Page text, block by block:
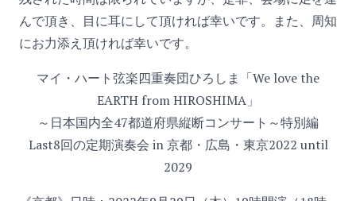
んで頂き、目に耳にして頂ければ幸いです。また、周知
にお力添え頂ければ幸いです。
マイ・ハート弦楽四重奏団ひろしま「We love the
EARTH from HIROSHIMA」
～日本国内全47都道府県縦断コンサート～特別編
Last8回の定期演奏会 in 京都・広島・東京2022 until
2029